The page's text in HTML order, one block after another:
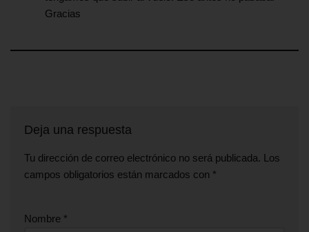
Gracias
Deja una respuesta
Tu dirección de correo electrónico no será publicada. Los
campos obligatorios están marcados con *
Nombre *